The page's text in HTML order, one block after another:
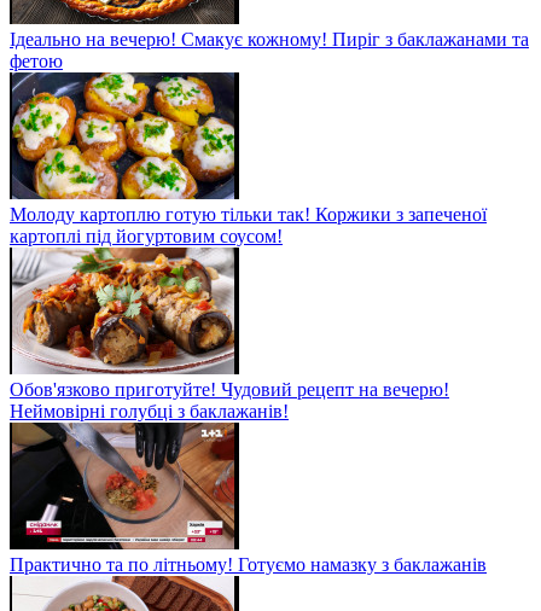
Ідеально на вечерю! Смакує кожному! Пиріг з баклажанами та
фетою
Молоду картоплю готую тільки так! Коржики з запеченої
картоплі під йогуртовим соусом!
Обов'язково приготуйте! Чудовий рецепт на вечерю!
Неймовірні голубці з баклажанів!
Практично та по літньому! Готуємо намазку з баклажанів